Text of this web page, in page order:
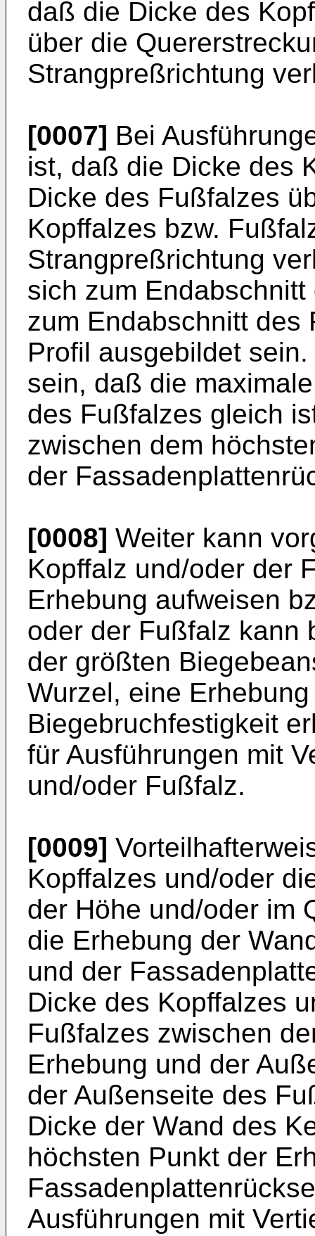
daß die Dicke des
über die
Strangpreßrichtung
[0007] Bei
ist, daß die Dicke des
Dicke des Fußfalzes
Kopffalzes bzw.
Strangpreßrichtung
sich zum
zum Endabschnitt des
Profil ausgebildet
sein, daß die
des Fußfalzes gleich
zwischen dem
der
[0008] Weiter kann
Kopffalz und/oder der
Erhebung aufweisen
oder der Fußfalz kann
der größten
Wurzel, eine
Biegebruchfestigkeit
für Ausführungen mit
und/oder Fußfalz.
[0009]
Kopffalzes und/oder
der Höhe und/oder im
die Erhebung der
und der
Dicke des Kopffalzes
Fußfalzes zwischen
Erhebung und der
der Außenseite des
Dicke der Wand des
höchsten Punkt der
Ausführungen mit